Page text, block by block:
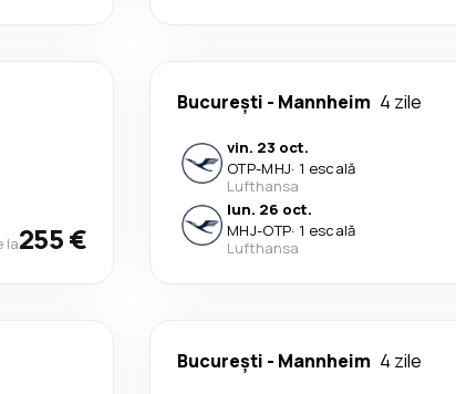
la255 €
București - Mannheim 4 zile
vin. 23 oct.
OTP-MHJ· 1 escală
Lufthansa
lun. 26 oct.
MHJ-OTP· 1 escală
Lufthansa
București - Mannheim 4 zile